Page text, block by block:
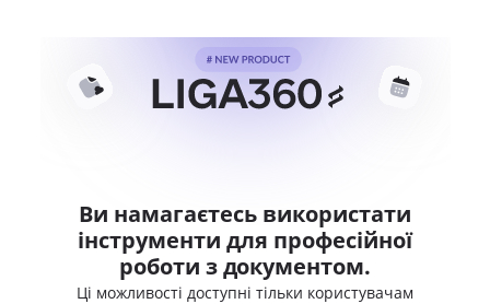
Ви намагаєтесь використати
інструменти для професійної
роботи з документом.
Ці можливості доступні тільки користувачам